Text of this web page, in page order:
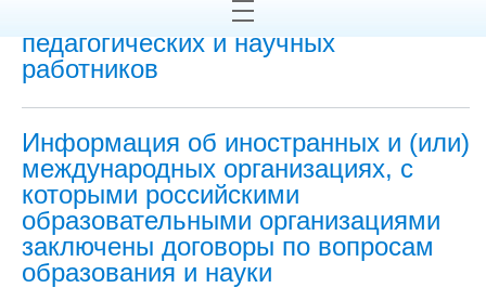
Численность иностранных
педагогических и научных
работников
Информация об иностранных и (или)
международных организациях, с
которыми российскими
образовательными организациями
заключены договоры по вопросам
образования и науки